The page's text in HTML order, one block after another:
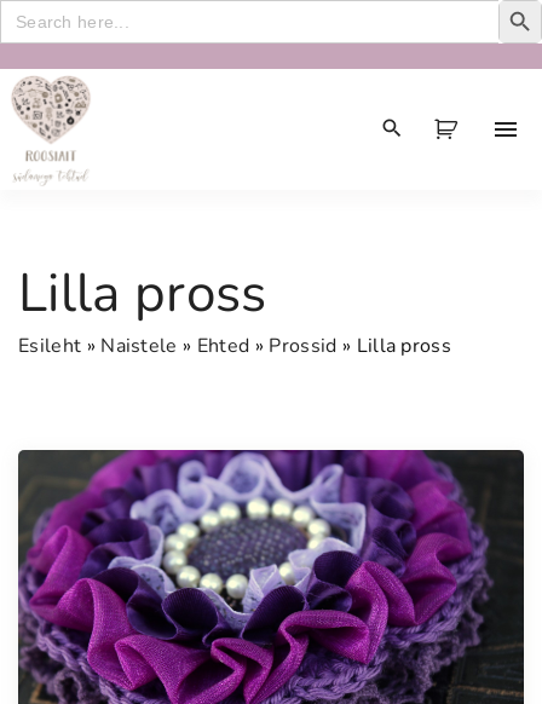
Search
for:
Lilla pross
Esileht » Naistele » Ehted » Prossid » Lilla pross